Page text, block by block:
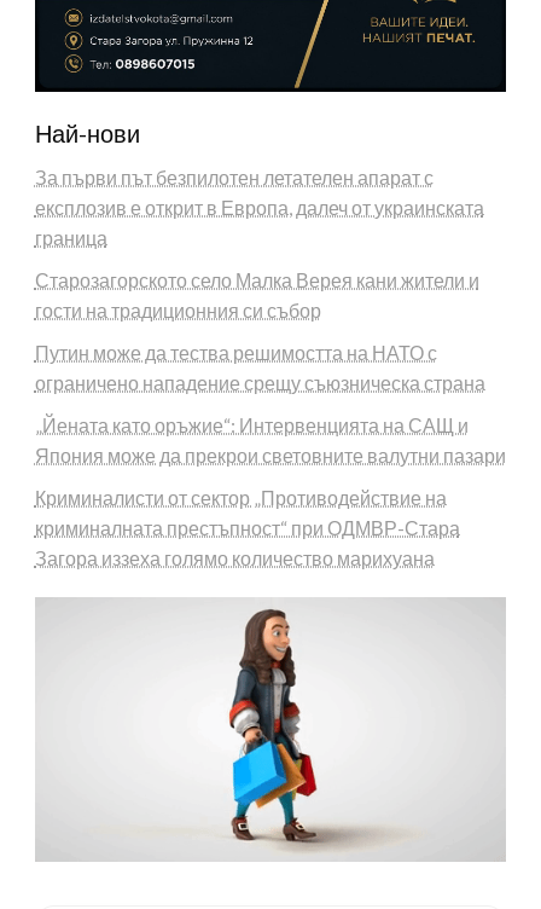
Най-нови
За първи път безпилотен летателен апарат с
експлозив е открит в Европа, далеч от украинската
граница
Старозагорското село Малка Верея кани жители и
гости на традиционния си събор
Путин може да тества решимостта на НАТО с
ограничено нападение срещу съюзническа страна
„Йената като оръжие“: Интервенцията на САЩ и
Япония може да прекрои световните валутни пазари
Криминалисти от сектор „Противодействие на
криминалната престъпност“ при ОДМВР-Стара
Загора иззеха голямо количество марихуана